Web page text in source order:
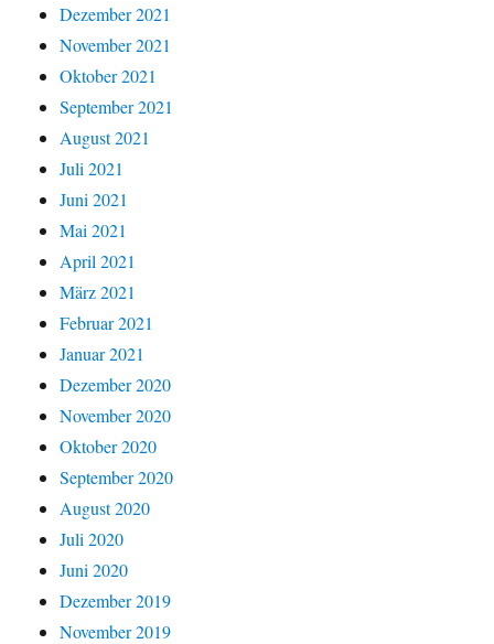
Dezember 2021
November 2021
Oktober 2021
September 2021
August 2021
Juli 2021
Juni 2021
Mai 2021
April 2021
März 2021
Februar 2021
Januar 2021
Dezember 2020
November 2020
Oktober 2020
September 2020
August 2020
Juli 2020
Juni 2020
Dezember 2019
November 2019